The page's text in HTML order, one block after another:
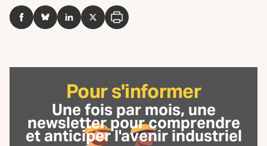
FacebookBlueSkyLinkedInTwitterImprimer
Pour s'informer
Une fois par mois, une
newsletterpour comprendre
et anticiper l'avenir industriel